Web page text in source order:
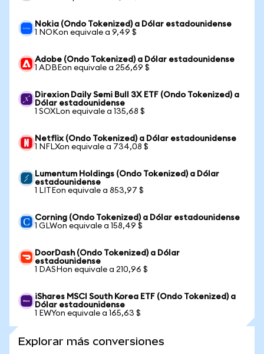
Nokia (Ondo Tokenized) a Dólar estadounidense
1 NOKon equivale a 9,49 $
Adobe (Ondo Tokenized) a Dólar estadounidense
1 ADBEon equivale a 256,69 $
Direxion Daily Semi Bull 3X ETF (Ondo Tokenized) a
Dólar estadounidense
1 SOXLon equivale a 135,68 $
Netflix (Ondo Tokenized) a Dólar estadounidense
1 NFLXon equivale a 734,08 $
Lumentum Holdings (Ondo Tokenized) a Dólar
estadounidense
1 LITEon equivale a 853,97 $
Corning (Ondo Tokenized) a Dólar estadounidense
1 GLWon equivale a 158,49 $
DoorDash (Ondo Tokenized) a Dólar
estadounidense
1 DASHon equivale a 210,96 $
iShares MSCI South Korea ETF (Ondo Tokenized) a
Dólar estadounidense
1 EWYon equivale a 165,63 $
Explorar más conversiones